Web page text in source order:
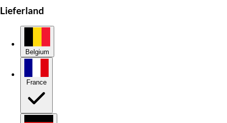
Lieferland
Belgium